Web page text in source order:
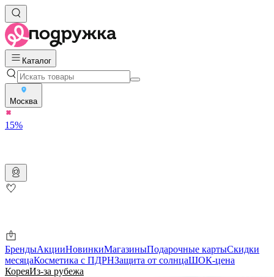
Каталог
Москва
15%
БрендыАкцииНовинкиМагазиныПодарочные картыСкидки
месяцаКосметика с ПДРНЗащита от солнцаШОК-цена
КореяИз-за рубежа